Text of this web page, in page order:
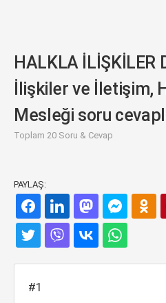
HALKLA İLİŞKİLER
İlişkiler ve İletişim,
Mesleği soru
Toplam 20 Soru & Cevap
PAYLAŞ:
#1